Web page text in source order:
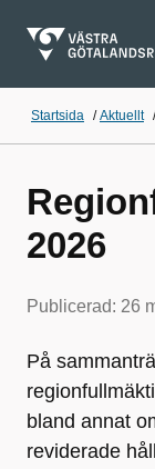
Startsida /Aktuellt
2026
Publicerad: 26
På
bland annat
reviderade